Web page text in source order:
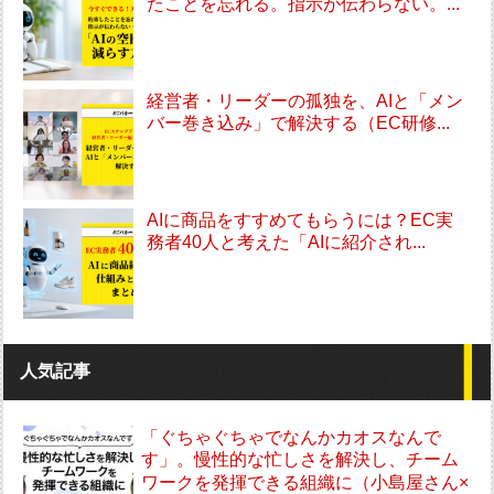
たことを忘れる。指示が伝わらない。...
経営者・リーダーの孤独を、AIと「メン
バー巻き込み」で解決する（EC研修...
AIに商品をすすめてもらうには？EC実
務者40人と考えた「AIに紹介され...
人気記事
「ぐちゃぐちゃでなんかカオスなんで
す」。慢性的な忙しさを解決し、チーム
ワークを発揮できる組織に（小島屋さん×